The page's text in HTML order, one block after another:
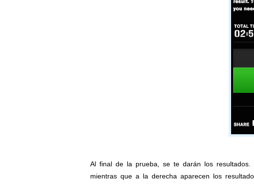
Al final de la prueba, se te darán los resultados.
mientras que a la derecha aparecen los